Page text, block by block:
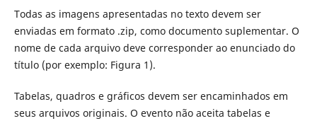
Todas as imagens apresentadas no texto devem ser
enviadas em formato .zip, como documento suplementar. O
nome de cada arquivo deve corresponder ao enunciado do
título (por exemplo: Figura 1).
Tabelas, quadros e gráficos devem ser encaminhados em
seus arquivos originais. O evento não aceita tabelas e